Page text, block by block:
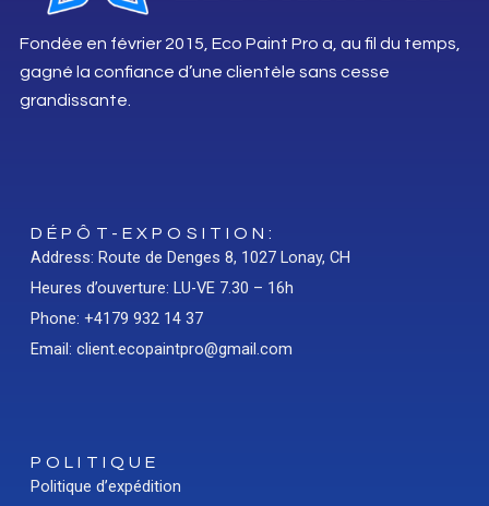
Fondée en février 2015, Eco Paint Pro a, au fil du temps,
gagné la confiance d’une clientèle sans cesse
grandissante.
DÉPÔT-EXPOSITION:
Address: Route de Denges 8, 1027 Lonay, CH
Heures d’ouverture: LU-VE 7.30 – 16h
Phone: +4179 932 14 37
Email: client.ecopaintpro@gmail.com
POLITIQUE
Politique d’expédition